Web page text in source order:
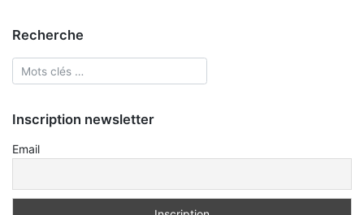
Recherche
Inscription newsletter
Email